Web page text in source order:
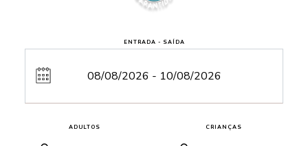
ENTRADA - SAÍDA
ADULTOS CRIANÇAS